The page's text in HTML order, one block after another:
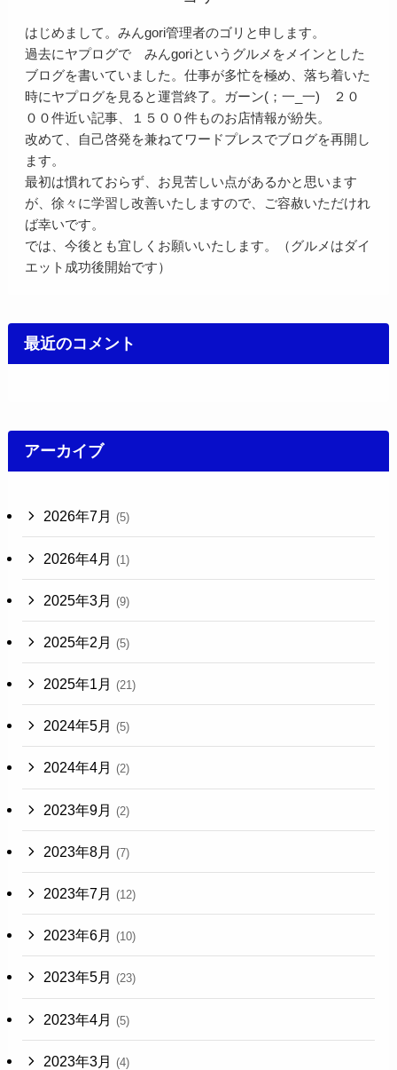
はじめまして。みんgori管理者のゴリと申します。
過去にヤプログで みんgoriというグルメをメインとした
ブログを書いていました。仕事が多忙を極め、落ち着いた
時にヤプログを見ると運営終了。ガーン(；一_一) ２０
００件近い記事、１５００件ものお店情報が紛失。
改めて、自己啓発を兼ねてワードプレスでブログを再開し
ます。
最初は慣れておらず、お見苦しい点があるかと思います
が、徐々に学習し改善いたしますので、ご容赦いただけれ
ば幸いです。
では、今後とも宜しくお願いいたします。（グルメはダイ
エット成功後開始です）
最近のコメント
アーカイブ
2026年7月 (5)
2026年4月 (1)
2025年3月 (9)
2025年2月 (5)
2025年1月 (21)
2024年5月 (5)
2024年4月 (2)
2023年9月 (2)
2023年8月 (7)
2023年7月 (12)
2023年6月 (10)
2023年5月 (23)
2023年4月 (5)
2023年3月 (4)